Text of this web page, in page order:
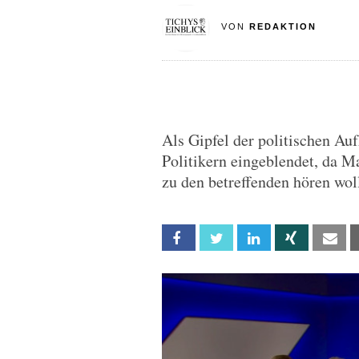
VON REDAKTION
Als Gipfel der politischen
Politikern eingeblendet, da
zu den betreffenden hören
Facebook Twitter Linkedin Xing